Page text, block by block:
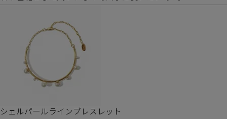
シェルパールラインブレスレット